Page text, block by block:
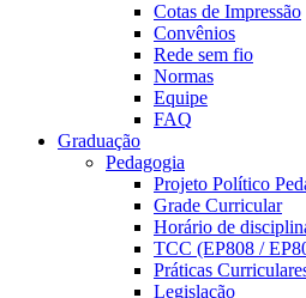
Cotas de Impressão
Convênios
Rede sem fio
Normas
Equipe
FAQ
Graduação
Pedagogia
Projeto Político
Grade Curricular
Horário de
TCC (EP808 /
Práticas
Legislação